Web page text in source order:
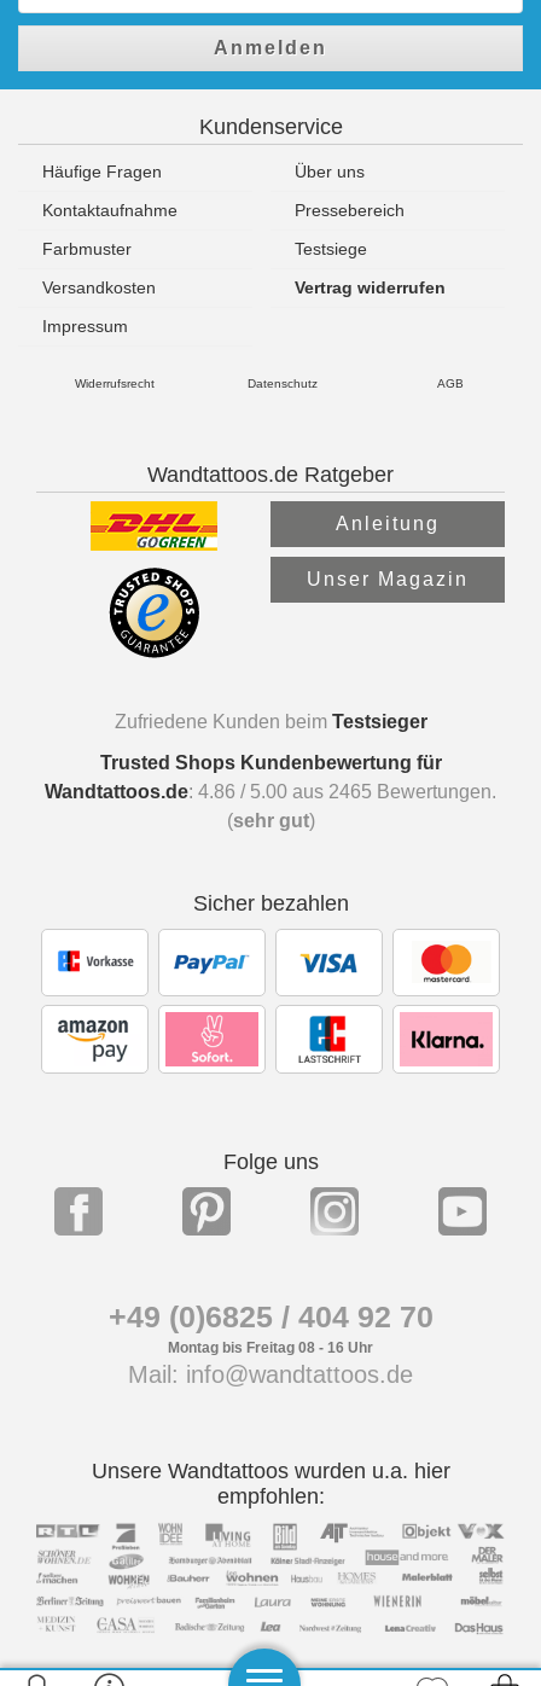
Anmelden
Kundenservice
Häufige Fragen
Über uns
Kontaktaufnahme
Pressebereich
Farbmuster
Testsiege
Versandkosten
Vertrag widerrufen
Impressum
Widerrufsrecht Datenschutz AGB
Wandtattoos.de Ratgeber
Anleitung
Unser Magazin
Zufriedene Kunden beim Testsieger
Trusted Shops Kundenbewertung für
Wandtattoos.de: 4.86 / 5.00 aus 2465 Bewertungen.
(sehr gut)
Sicher bezahlen
Folge uns
+49 (0)6825 / 404 92 70
Montag bis Freitag 08 - 16 Uhr
Mail: info@wandtattoos.de
Unsere Wandtattoos wurden u.a. hier
empfohlen: